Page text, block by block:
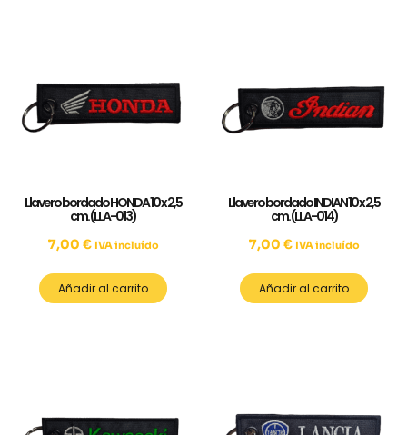
Llavero bordado HONDA 10 x 2,5
cm. (LLA-013)
7,00 € IVA incluído
Añadir al carrito
Llavero bordado INDIAN 10 x 2,5
cm. (LLA-014)
7,00 € IVA incluído
Añadir al carrito